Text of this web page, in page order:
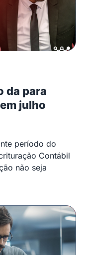
da para
julho
período do
Contábil
não seja